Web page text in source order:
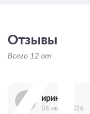
Отзывы
Всего 12 отзывов
ирина
06 июня 2026